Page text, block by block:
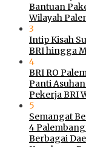
Bantuan
Wilayah
3
Intip Kisah
BRI hingga
4
BRI RO
Panti
Pekerja BRI
5
Semangat
4
Berbagai